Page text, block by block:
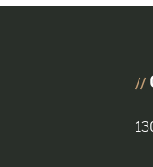
//